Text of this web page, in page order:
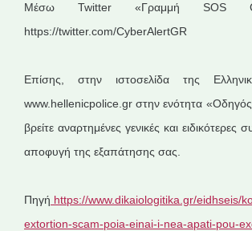
Μέσω Twitter «Γραμμή SOS
https://twitter.com/CyberAlertGR
Επίσης, στην ιστοσελίδα της
www.hellenicpolice.gr στην ενότητα
βρείτε αναρτημένες γενικές και ειδικότερες
αποφυγή της εξαπάτησης σας.
Πηγή https://www.dikaiologitika.gr/eidhseis/
extortion-scam-poia-einai-i-nea-apati-pou-